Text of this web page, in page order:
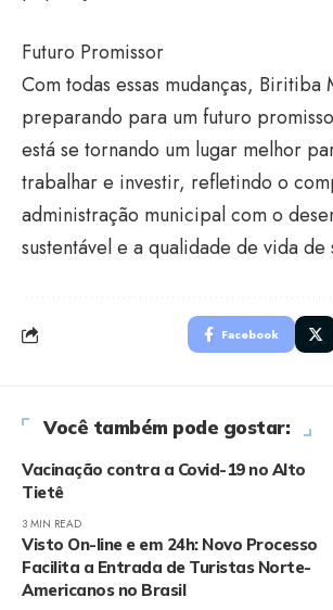
Futuro Promissor
Com todas essas mudanças, Biritiba
preparando para um futuro
está se tornando um lugar melhor
trabalhar e investir, refletindo o
administração municipal com o
sustentável e a qualidade de vida de
Facebook
Você também pode gostar:
Vacinação contra a Covid-19 no Alto
Tietê
3 MIN READ
Visto On-line e em 24h: Novo Processo
Facilita a Entrada de Turistas Norte-
Americanos no Brasil